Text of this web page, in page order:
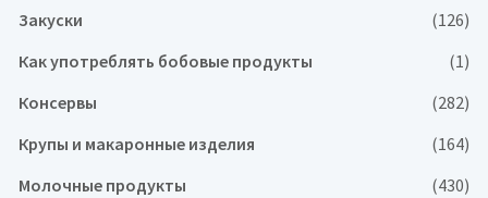
Закуски
(126)
Как употреблять бобовые продукты
(1)
Консервы
(282)
Крупы и макаронные изделия
(164)
Молочные продукты
(430)